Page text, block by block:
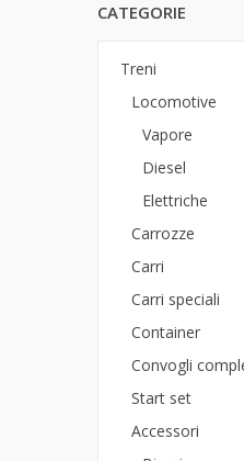
CATEGORIE
Treni
Locomotive
Vapore
Diesel
Elettriche
Carrozze
Carri
Carri speciali
Container
Convogli
Start set
Accessori